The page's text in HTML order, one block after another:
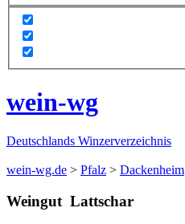
wein-wg
Deutschlands Winzerverzeichnis
wein-wg.de > Pfalz > Dackenheim
Weingut Lattschar